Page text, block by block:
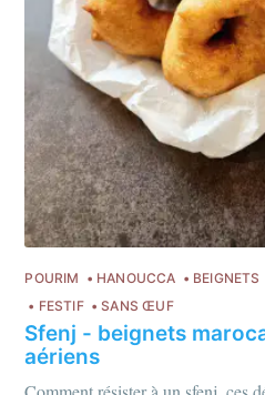
POURIM HANOUCCA BEIGNETS
FESTIF
SANS ŒUF
Sfenj - beignets
aériens